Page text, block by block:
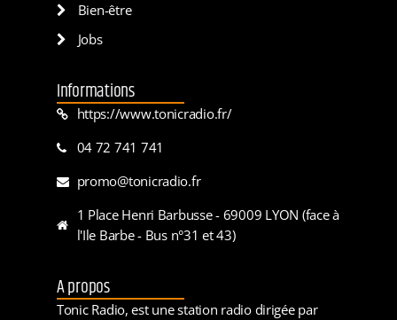
Bien-être
Jobs
Informations
https://www.tonicradio.fr/
04 72 741 741
promo@tonicradio.fr
1 Place Henri Barbusse - 69009 LYON (face à
l'Ile Barbe - Bus n°31 et 43)
A propos
Tonic Radio, est une station radio dirigée par